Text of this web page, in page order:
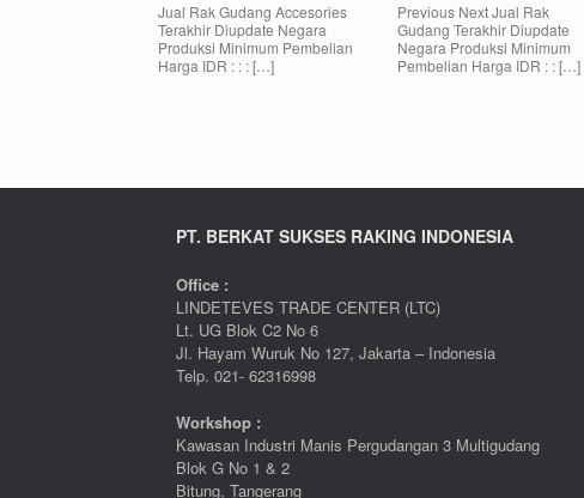
Jual Rak Gudang Accesories
Terakhir Diupdate Negara
Produksi Minimum Pembelian
Harga IDR : : : […]
Previous Next Jual Rak
Gudang Terakhir Diupdate
Negara Produksi Minimum
Pembelian Harga IDR : : […]
PT. BERKAT SUKSES RAKING INDONESIA
Office :
LINDETEVES TRADE CENTER (LTC)
Lt. UG Blok C2 No 6
Jl. Hayam Wuruk No 127, Jakarta – Indonesia
Telp. 021- 62316998
Workshop :
Kawasan Industri Manis Pergudangan 3 Multigudang
Blok G No 1 & 2
Bitung, Tangerang